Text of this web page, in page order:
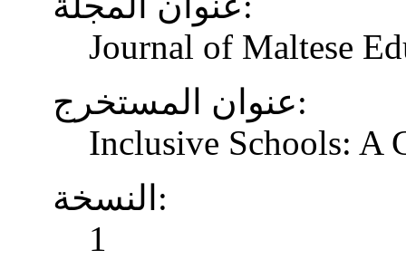
Journal of Maltese
عنوان المستخرج:
Inclusive Schools: A
النسخة:
1